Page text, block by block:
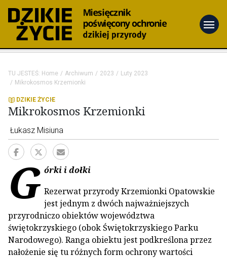
menu
TU JESTEŚ: Home Archiwum 2023
Luty 2023
Mikrokosmos Krzemionki
DZIKIE ŻYCIE
Mikrokosmos Krzemionki
Łukasz Misiuna
G órki i dołki
Rezerwat przyrody Krzemionki Opatowskie
jest jednym z dwóch najważniejszych
przyrodniczo obiektów województwa
świętokrzyskiego (obok Świętokrzyskiego Parku
Narodowego). Ranga obiektu jest podkreślona przez
nałożenie się tu różnych form ochrony wartości